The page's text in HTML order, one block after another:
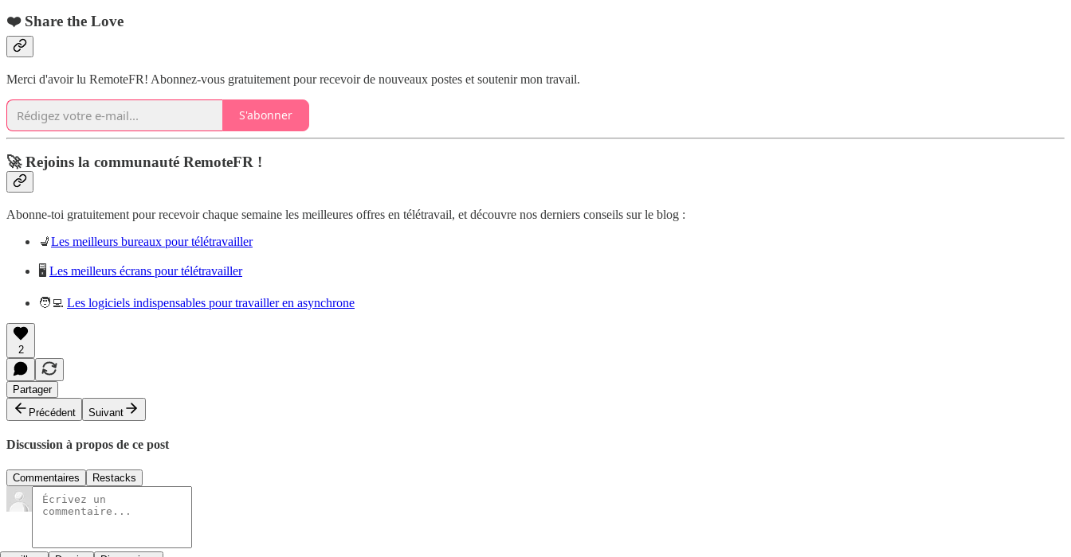
❤️ Share the Love
Merci d'avoir lu RemoteFR! Abonnez-vous gratuitement pour recevoir de nouveaux postes et soutenir mon travail.
S'abonner
🚀 Rejoins la communauté RemoteFR !
Abonne-toi gratuitement pour recevoir chaque semaine les meilleures offres en télétravail, et découvre nos derniers conseils sur le blog :
💺Les meilleurs bureaux pour télétravailler
🖥️ Les meilleurs écrans pour télétravailler
🧑‍💻 Les logiciels indispensables pour travailler en asynchrone
2
Partager
Précédent
Suivant
Discussion à propos de ce post
Commentaires Restacks